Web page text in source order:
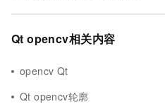
Qt opencv相关内容
opencv Qt
Qt opencv轮廓